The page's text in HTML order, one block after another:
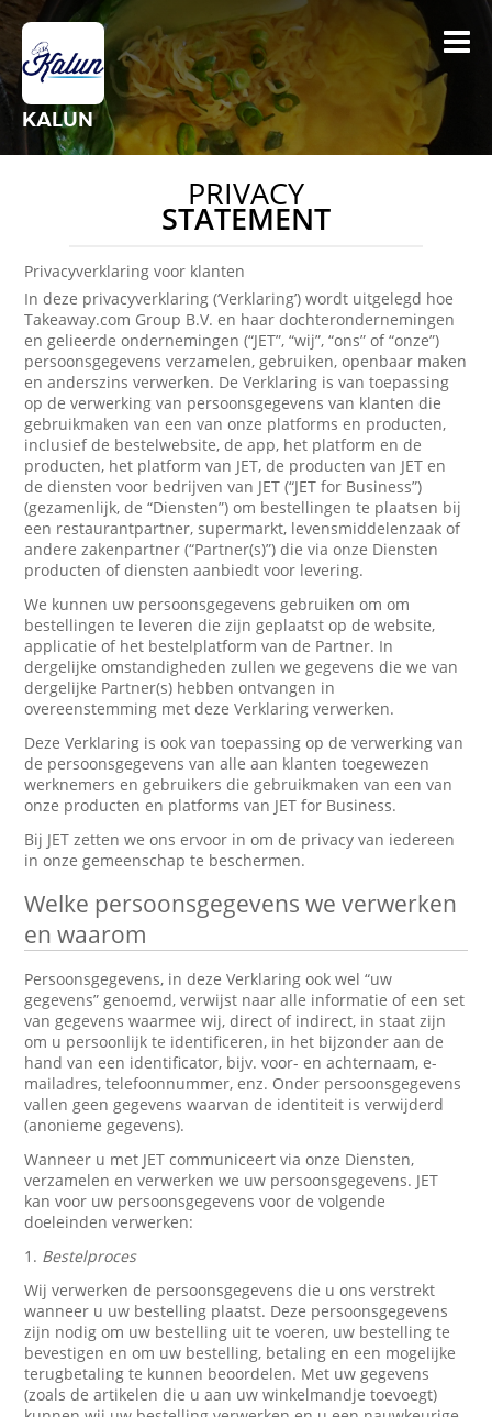
KALUN
PRIVACY
STATEMENT
Privacyverklaring voor klanten
In deze privacyverklaring (‘Verklaring’) wordt uitgelegd hoe
Takeaway.com Group B.V. en haar dochterondernemingen
en gelieerde ondernemingen (“JET”, “wij”, “ons” of “onze”)
persoonsgegevens verzamelen, gebruiken, openbaar maken
en anderszins verwerken. De Verklaring is van toepassing
op de verwerking van persoonsgegevens van klanten die
gebruikmaken van een van onze platforms en producten,
inclusief de bestelwebsite, de app, het platform en de
producten, het platform van JET, de producten van JET en
de diensten voor bedrijven van JET (“JET for Business”)
(gezamenlijk, de “Diensten”) om bestellingen te plaatsen bij
een restaurantpartner, supermarkt, levensmiddelenzaak of
andere zakenpartner (“Partner(s)”) die via onze Diensten
producten of diensten aanbiedt voor levering.
We kunnen uw persoonsgegevens gebruiken om om
bestellingen te leveren die zijn geplaatst op de website,
applicatie of het bestelplatform van de Partner. In
dergelijke omstandigheden zullen we gegevens die we van
dergelijke Partner(s) hebben ontvangen in
overeenstemming met deze Verklaring verwerken.
Deze Verklaring is ook van toepassing op de verwerking van
de persoonsgegevens van alle aan klanten toegewezen
werknemers en gebruikers die gebruikmaken van een van
onze producten en platforms van JET for Business.
Bij JET zetten we ons ervoor in om de privacy van iedereen
in onze gemeenschap te beschermen.
Welke persoonsgegevens we verwerken
en waarom
Persoonsgegevens, in deze Verklaring ook wel “uw
gegevens” genoemd, verwijst naar alle informatie of een set
van gegevens waarmee wij, direct of indirect, in staat zijn
om u persoonlijk te identificeren, in het bijzonder aan de
hand van een identificator, bijv. voor- en achternaam, e-
mailadres, telefoonnummer, enz. Onder persoonsgegevens
vallen geen gegevens waarvan de identiteit is verwijderd
(anonieme gegevens).
Wanneer u met JET communiceert via onze Diensten,
verzamelen en verwerken we uw persoonsgegevens. JET
kan voor uw persoonsgegevens voor de volgende
doeleinden verwerken:
1. Bestelproces
Wij verwerken de persoonsgegevens die u ons verstrekt
wanneer u uw bestelling plaatst. Deze persoonsgegevens
zijn nodig om uw bestelling uit te voeren, uw bestelling te
bevestigen en om uw bestelling, betaling en een mogelijke
terugbetaling te kunnen beoordelen. Met uw gegevens
(zoals de artikelen die u aan uw winkelmandje toevoegt)